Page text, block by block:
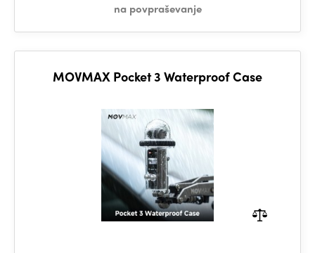
na povpraševanje
MOVMAX Pocket 3 Waterproof Case